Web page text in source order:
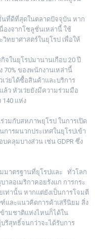
นที่ดีที่สุดในตลาดปัจจุบัน หาก
องจากโซลูชั่นเหล่านี้ ใช้
ทยาศาสตร์ในยุโรป เพื่อให้
จในยุโรปมานานเกือบ 20 ปี
70% ของพนักงานเหล่านี้
เว่ยได้ซื้อสินค้าและบริการ
ว หัวเว่ยยังมีความร่วมมือ
แห่ง
วมกับสหภาพยุโรป ในการเปิด
ารผนวกประเทศในยุโรปเข้า
ลุมบางส่วน เช่น GDPR ซึ่ง
มาตรฐานที่ยุโรปและ ทั่วโลก
าลอเมริกาคอยรังแก การกระ
เท่านั้น หากแต่ยังเป็นการโจมตี
และแนวคิดการค้าเสรีนิยม สิ่ง
ามชาติแห่งไหนก็ได้ใน
ริสุทธิ์จนกว่าจะได้รับการ